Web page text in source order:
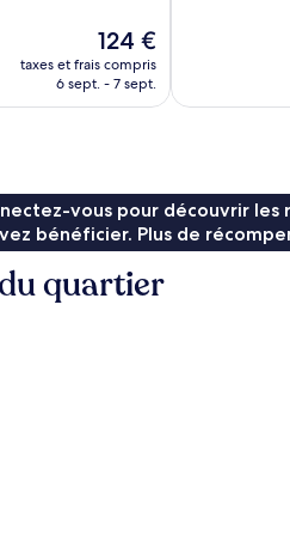
Le
nouveau
prix
124 €
taxes et frais compris
6 sept. - 7 sept.
vous pour découvrir
bénéficier. Plus de
quartier